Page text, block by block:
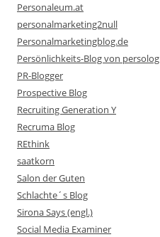
Personaleum.at
personalmarketing2null
Personalmarketingblog.de
Persönlichkeits-Blog von persolog
PR-Blogger
Prospective Blog
Recruiting Generation Y
Recruma Blog
REthink
saatkorn
Salon der Guten
Schlachte´s Blog
Sirona Says (engl.)
Social Media Examiner